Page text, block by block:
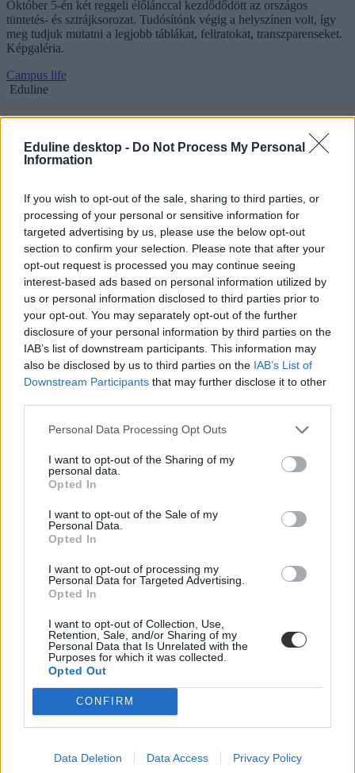
Eduline desktop - Do Not Process My Personal
Information
If you wish to opt-out of the sale, sharing to third parties, or
processing of your personal or sensitive information for
targeted advertising by us, please use the below opt-out
section to confirm your selection. Please note that after your
opt-out request is processed you may continue seeing
interest-based ads based on personal information utilized by
us or personal information disclosed to third parties prior to
your opt-out. You may separately opt-out of the further
disclosure of your personal information by third parties on the
IAB’s list of downstream participants. This information may
also be disclosed by us to third parties on the IAB’s List of
Downstream Participants that may further disclose it to other
Personal Data Processing Opt Outs
I want to opt-out of the Sharing of my
personal data.
Opted In
I want to opt-out of the Sale of my
Personal Data.
Opted In
I want to opt-out of processing my
Personal Data for Targeted Advertising.
Opted In
I want to opt-out of Collection, Use,
Retention, Sale, and/or Sharing of my
Personal Data that Is Unrelated with the
Purposes for which it was collected.
Opted Out
CONFIRM
Data Deletion Data Access Privacy Policy
Október 5-én két reggeli élőlánccal kezdődődött az országos
tüntetés- és sztrájksorozat. Tudósítónk végig a helyszínen volt, így
meg tudjuk mutatni a legjobb táblákat, feliratokat, transzparenseket.
Képgaléria.
Campus life
Eduline
Több száz iskolában tagadták meg a munkát a
szülőkkel
Országszerte több száz iskolában sztrájkoltak vagy kezdtek polgári
visszaadását követelve, na meg tiltakozva a pedagógusok
megfélemlítése ellen. Budapesten és vidéki nagyvárosokban
többezres megmozdulásokat tartottak: reggel több mint 11 ezer
szülő, tanár és diák alkotott élőláncot a Keleti pályaudvar és a Széll
Kálmán tér között. Délután és este hídfoglalás, tüntetés lesz.
Közoktatás